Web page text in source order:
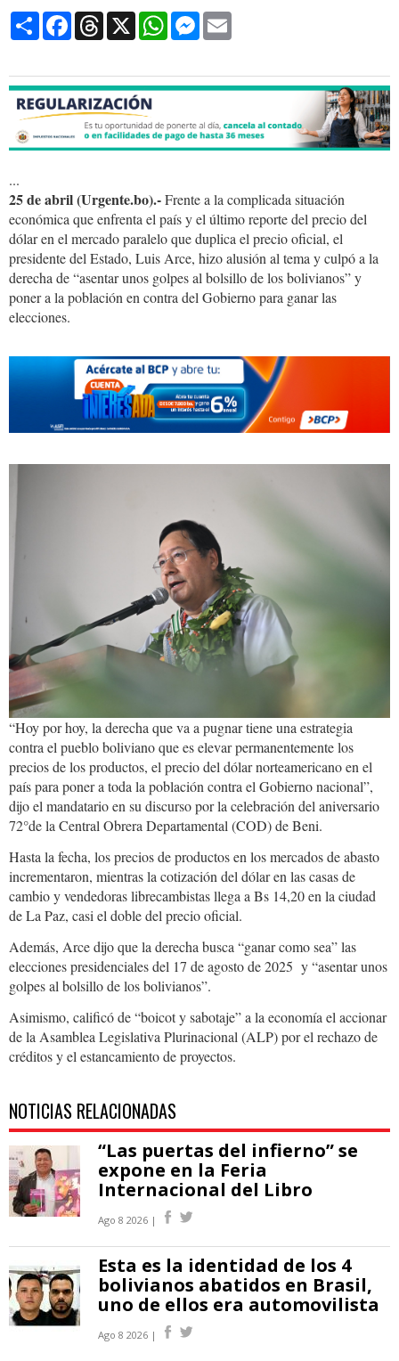
CompartirFacebookThreads
X WhatsAppMessenger
...
25 de abril (Urgente.bo).-Frente a la complicada situación
económica que enfrenta el país y el último reporte del precio del
dólar en el mercado paralelo que duplica el precio oficial, el
presidente del Estado, Luis Arce, hizo alusión al tema y culpó a la
derecha de “asentar unos golpes al bolsillo de los bolivianos” y
poner a la población en contra del Gobierno para ganar las
elecciones.
“Hoy por hoy, la derecha que va a pugnar tiene una estrategia
contra el pueblo boliviano que es elevar permanentemente los
precios de los productos, el precio del dólar norteamericano en el
país para poner a toda la población contra el Gobierno nacional”,
dijo el mandatario en su discurso por la celebración del aniversario
72°de la Central Obrera Departamental (COD) de Beni.
Hasta la fecha, los precios de productos en los mercados de abasto
incrementaron, mientras la cotización del dólar en las casas de
cambio y vendedoras librecambistas llega a Bs 14,20 en la ciudad
de La Paz, casi el doble del precio oficial.
Además, Arce dijo que la derecha busca “ganar como sea” las
elecciones presidenciales del 17 de agosto de 2025 y “asentar unos
golpes al bolsillo de los bolivianos”.
Asimismo, calificó de “boicot y sabotaje” a la economía el accionar
de la Asamblea Legislativa Plurinacional (ALP) por el rechazo de
créditos y el estancamiento de proyectos.
NOTICIAS RELACIONADAS
“Las puertas del infierno” se
expone en la Feria
Internacional del Libro
Ago 8 2026 |
Esta es la identidad de los 4
bolivianos abatidos en Brasil,
uno de ellos era automovilista
Ago 8 2026 |